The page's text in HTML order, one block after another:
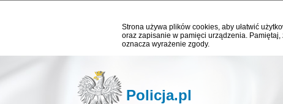
Strona używa plików cookies, aby ułatwić
oraz zapisanie w pamięci urządzenia.
oznacza wyrażenie zgody.
Policja.pl